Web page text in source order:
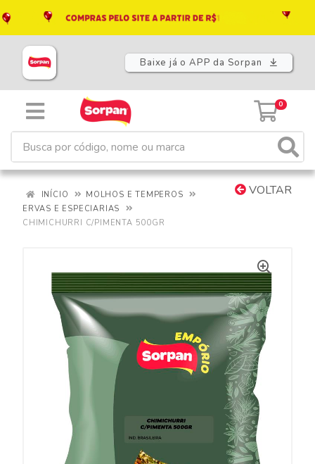
Baixe já o APP da Sorpan
0
VOLTAR
INÍCIO
MOLHOS E TEMPEROS
ERVAS E ESPECIARIAS
CHIMICHURRI C/PIMENTA 500GR